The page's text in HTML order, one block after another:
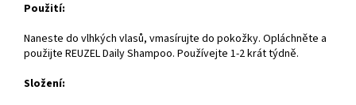
Použití:
Naneste do vlhkých vlasů, vmasírujte do pokožky. Opláchněte a
použijte REUZEL Daily Shampoo. Používejte 1-2 krát týdně.
Složení: